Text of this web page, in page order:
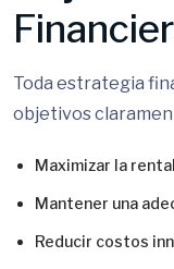
Toda estrategia
objetivos
Maximizar la
Mantener una
Reducir costos